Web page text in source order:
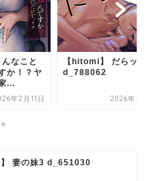
なこと
か！？ヤ
...
年2月11日
【hitomi】 だらッ
d_788062
2026年7
】 妻の妹3 d_651030